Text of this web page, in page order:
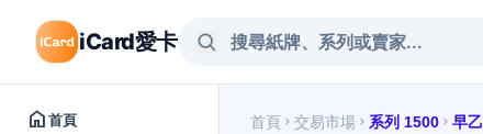
iCard愛卡
home首頁 首頁 chevron_right 交易市場 chevron_right 系列 1500 chevron_right 早